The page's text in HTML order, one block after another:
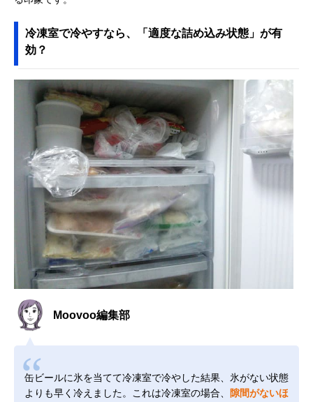
冷凍室で冷やすなら、「適度な詰め込み状態」が有
効？
Moovoo編集部
缶ビールに氷を当てて冷凍室で冷やした結果、氷がない状態
よりも早く冷えました。これは冷凍室の場合、
隙間がないほ